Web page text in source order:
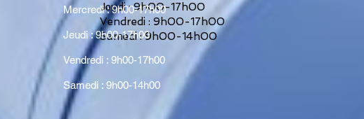
Jeudi : 9h00-17h00
Vendredi : 9h00-17h00
Samedi : 9h00-14h00
Mercredi : 9h00-17h00
Jeudi : 9h00-17h00
Vendredi : 9h00-17h00
Samedi : 9h00-14h00